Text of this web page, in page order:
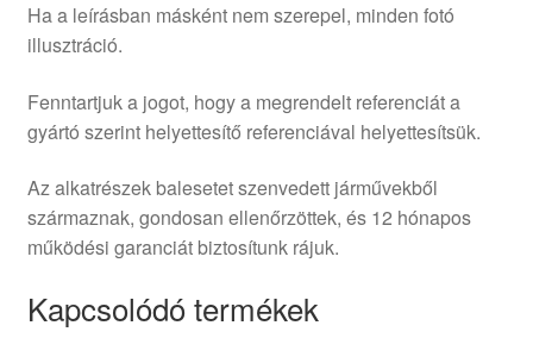
Ha a leírásban másként nem szerepel, minden fotó
illusztráció.
Fenntartjuk a jogot, hogy a megrendelt referenciát a
gyártó szerint helyettesítő referenciával helyettesítsük.
Az alkatrészek balesetet szenvedett járművekből
származnak, gondosan ellenőrzöttek, és 12 hónapos
működési garanciát biztosítunk rájuk.
Kapcsolódó termékek